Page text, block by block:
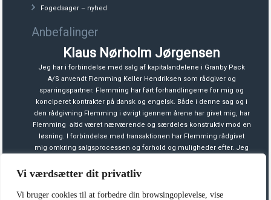
Vi værdsætter dit privatliv
Vi bruger cookies til at forbedre din browsingoplevelse, vise
Fogedsager – nyhed
Anbefalinger
Klaus Nørholm Jørgensen
Jeg har i forbindelse med salg af kapitalandelene i Granby Pack
A/S anvendt Flemming Keller Hendriksen som rådgiver og
sparringspartner. Flemming har ført forhandlingerne for mig og
konciperet kontrakter på dansk og engelsk. Både i denne sag og i
den rådgivning Flemming i øvrigt igennem årene har givet mig, har
Flemming altid været nærværende og særdeles konstruktiv mod en
løsning. I forbindelse med transaktionen har Flemming rådgivet
mig omkring salgsprocessen og forhold og muligheder efter. Jeg
og kan på denne baggrund anbefale KELLER Advokatfirma og